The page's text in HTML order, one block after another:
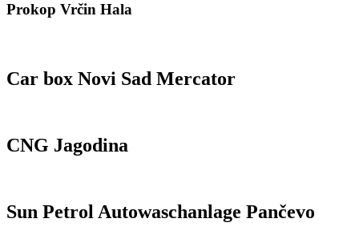
Prokop Vrčin Hala
Car box Novi Sad Mercator
CNG Jagodina
Sun Petrol Autowaschanlage Pančevo